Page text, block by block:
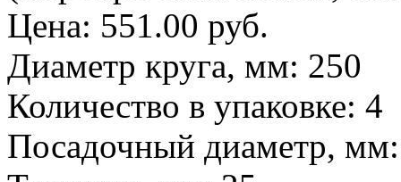
Цена: 551.00 руб.
Диаметр круга, мм: 250
Количество в упаковке: 4
Посадочный диаметр, мм